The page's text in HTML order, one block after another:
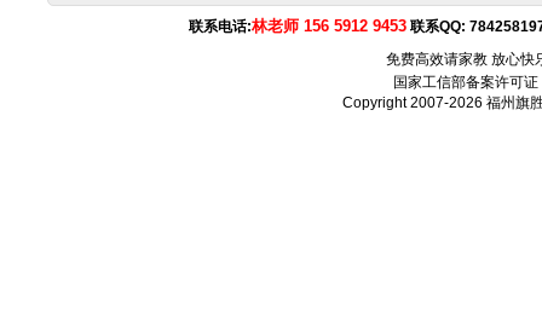
联系电话:林老师 156 5912 9453 联系QQ:
免费高效请家教 放心快
国家工信部备案许可证
Copyright 2007-2026 福州旗